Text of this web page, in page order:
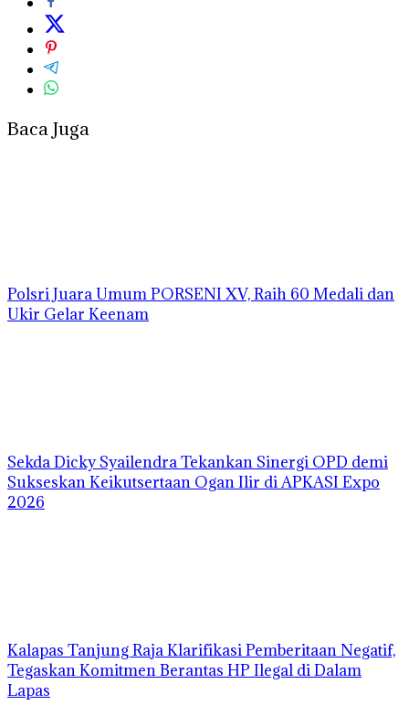
Baca Juga
Polsri Juara Umum PORSENI XV, Raih 60 Medali dan
Ukir Gelar Keenam
Sekda Dicky Syailendra Tekankan Sinergi OPD demi
Sukseskan Keikutsertaan Ogan Ilir di APKASI Expo
2026
Kalapas Tanjung Raja Klarifikasi Pemberitaan Negatif,
Tegaskan Komitmen Berantas HP Ilegal di Dalam
Lapas